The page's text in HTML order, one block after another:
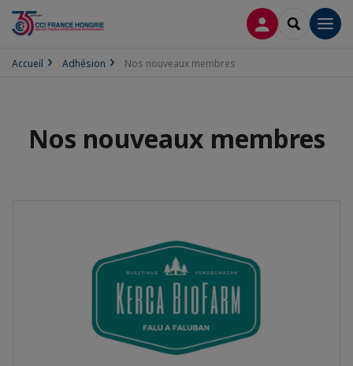
CONNEXION
Accueil Adhésion Nos nouveaux membres
Nos nouveaux membres